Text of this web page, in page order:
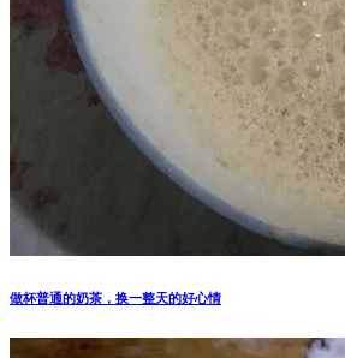
做杯普通的奶茶，换一整天的好心情